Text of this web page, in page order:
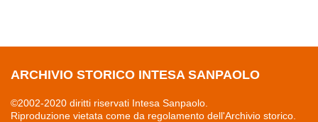
ARCHIVIO STORICO INTESA SANPAOLO
©2002-2020 diritti riservati Intesa Sanpaolo.
Riproduzione vietata come da regolamento dell'Archivio storico.